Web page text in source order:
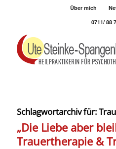
Über mich
0711/ 88
Schlagwortarchiv für:
„Die Liebe aber
Trauertherapie &